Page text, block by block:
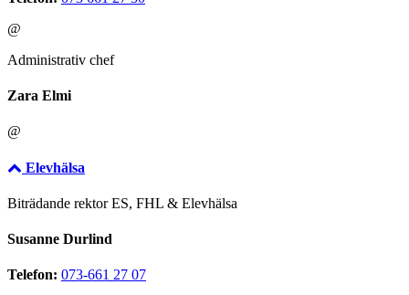
@
Administrativ chef
Zara Elmi
@
Elevhälsa
Biträdande rektor ES, FHL & Elevhälsa
Susanne Durlind
Telefon: 073-661 27 07